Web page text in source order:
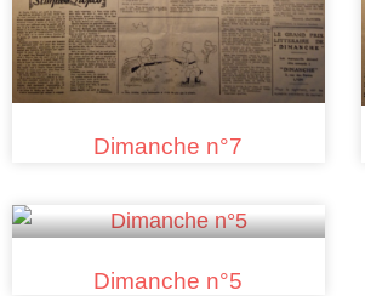
Dimanche n°7
Dimanche n°5